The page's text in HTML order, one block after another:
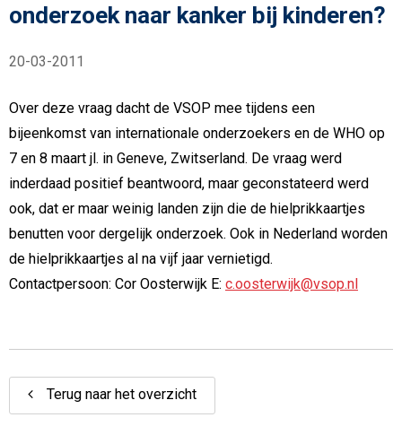
onderzoek naar kanker bij kinderen?
20-03-2011
Over deze vraag dacht de VSOP mee tijdens een
bijeenkomst van internationale onderzoekers en de WHO op
7 en 8 maart jl. in Geneve, Zwitserland. De vraag werd
inderdaad positief beantwoord, maar geconstateerd werd
ook, dat er maar weinig landen zijn die de hielprikkaartjes
benutten voor dergelijk onderzoek. Ook in Nederland worden
de hielprikkaartjes al na vijf jaar vernietigd.
Contactpersoon: Cor Oosterwijk E: c.oosterwijk@vsop.nl
Terug naar het overzicht